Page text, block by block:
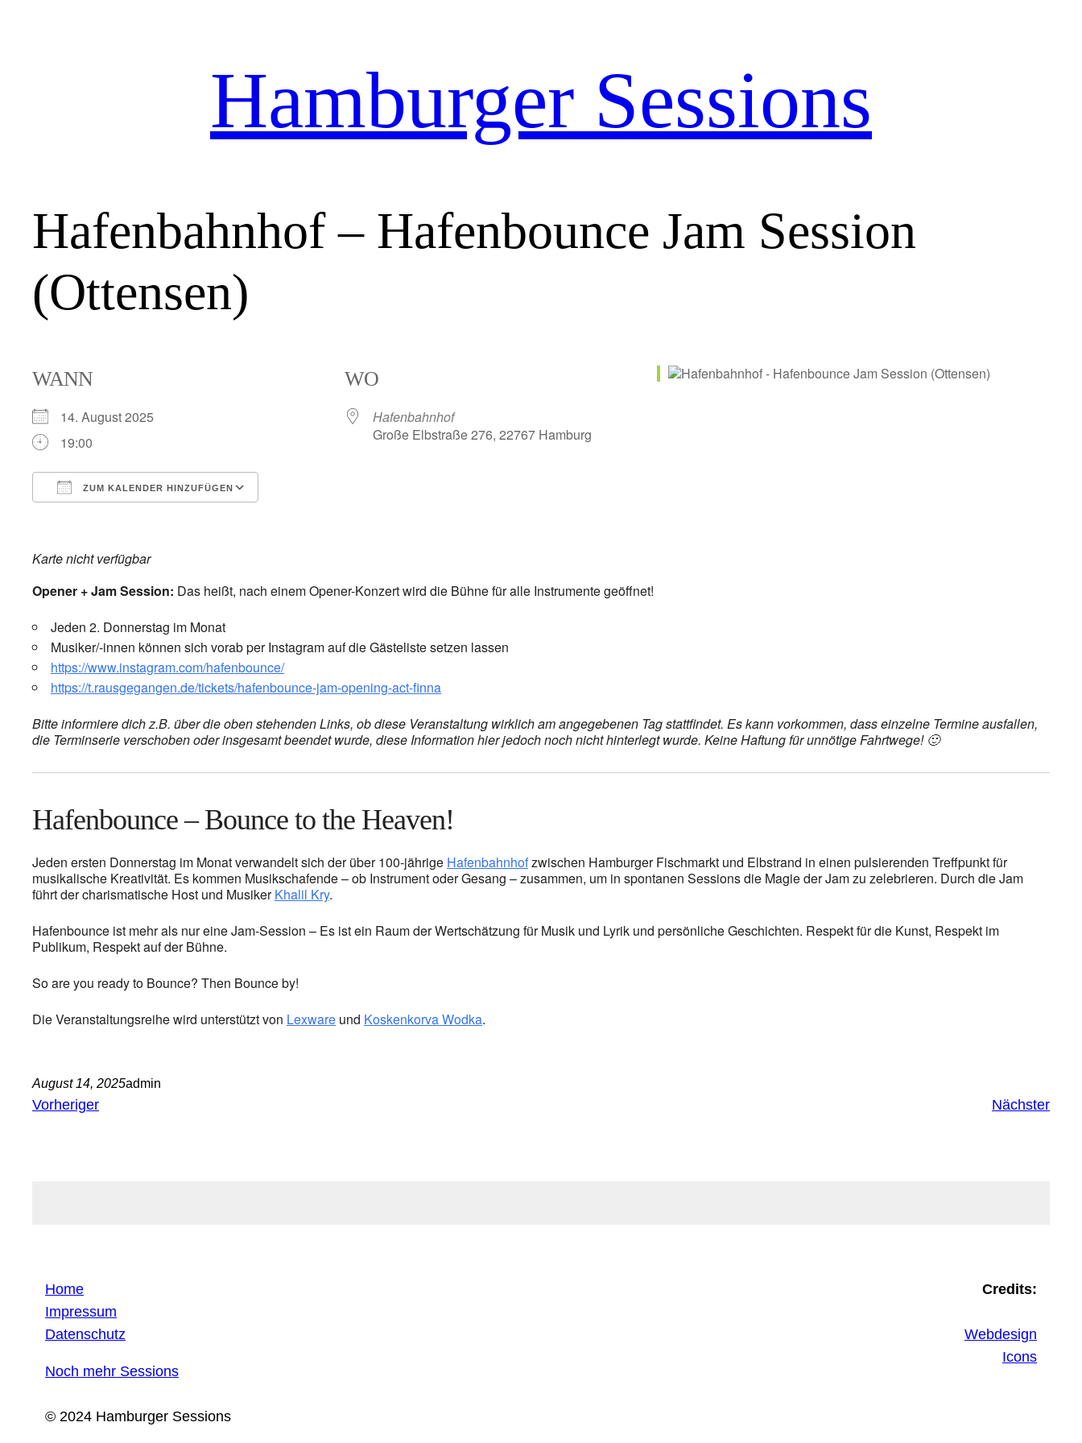
Hamburger Sessions
Hafenbahnhof – Hafenbounce Jam Session
(Ottensen)
WANN
14. August 2025
19:00
ZUM KALENDER HINZUFÜGEN
WO
Hafenbahnhof
Große Elbstraße 276, 22767 Hamburg
Karte nicht verfügbar
Opener + Jam Session: Das heißt, nach einem Opener-Konzert wird die Bühne für alle Instrumente geöffnet!
Jeden 2. Donnerstag im Monat
Musiker/-innen können sich vorab per Instagram auf die Gästeliste setzen lassen
https://www.instagram.com/hafenbounce/
https://t.rausgegangen.de/tickets/hafenbounce-jam-opening-act-finna
Bitte informiere dich z.B. über die oben stehenden Links, ob diese Veranstaltung wirklich am angegebenen Tag stattfindet. Es kann vorkommen, dass einzelne Termine ausfallen,
die Terminserie verschoben oder insgesamt beendet wurde, diese Information hier jedoch noch nicht hinterlegt wurde. Keine Haftung für unnötige Fahrtwege! 🙂
Hafenbounce – Bounce to the Heaven!
Jeden ersten Donnerstag im Monat verwandelt sich der über 100-jährige Hafenbahnhofzwischen Hamburger Fischmarkt und Elbstrand in einen pulsierenden Treffpunkt für
musikalische Kreativität. Es kommen Musikschafende – ob Instrument oder Gesang – zusammen, um in spontanen Sessions die Magie der Jam zu zelebrieren. Durch die Jam
führt der charismatische Host und MusikerKhalil Kry.
Hafenbounce ist mehr als nur eine Jam-Session – Es ist ein Raum der Wertschätzung für Musik und Lyrik und persönliche Geschichten. Respekt für die Kunst, Respekt im
Publikum, Respekt auf der Bühne.
So are you ready to Bounce? Then Bounce by!
Die Veranstaltungsreihe wird unterstützt von Lexware und Koskenkorva Wodka.
August 14, 2025admin
Vorheriger Nächster
Home
Impressum
Datenschutz
Noch mehr Sessions
© 2024 Hamburger Sessions
Credits:
Webdesign
Icons